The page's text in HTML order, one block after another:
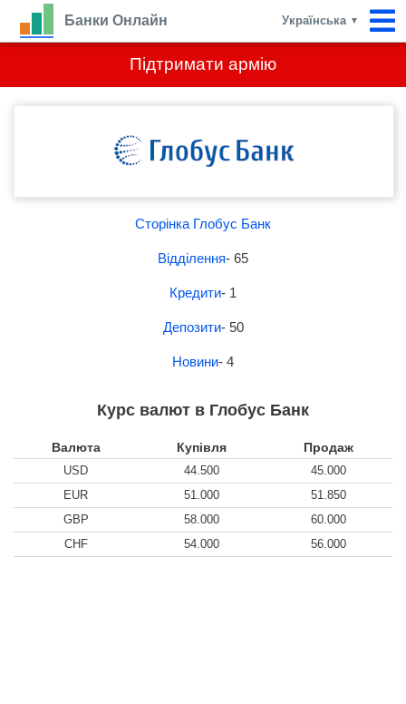
Підтримати армію
Банки Онлайн Українська ▼
Сторінка Глобус Банк
Відділення- 65
Кредити- 1
Депозити- 50
Новини- 4
Курс валют в Глобус Банк
Валюта Купівля Продаж
USD 44.500
45.000
EUR
51.000
51.850
GBP
58.000
60.000
CHF
54.000 56.000